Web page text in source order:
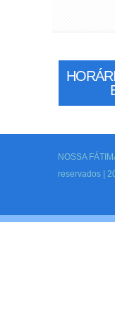
NOSSA
reservados |